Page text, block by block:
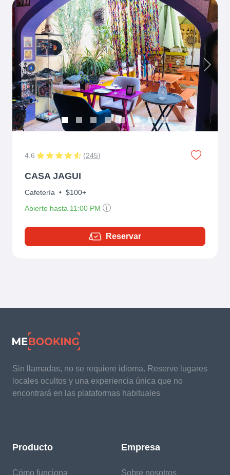
Previous Next
4.6 (245)
CASA JAGUI
Cafetería • $100+
Abierto hasta 11:00 PM
Reservar
Sin llamadas, no se requiere idioma. Reserve lugares
locales ocultos y una experiencia única que no
encontrará en las plataformas habituales
Producto
Cómo funciona
Empresa
Sobre nosotros